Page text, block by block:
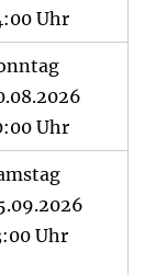
Uhr
Uhr
Uhr